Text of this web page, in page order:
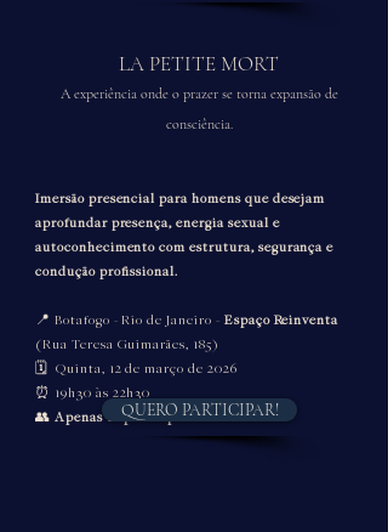
LA PETITE MORT
A experiência onde o prazer se torna expansão de
consciência.
Imersão presencial para homens que desejam
aprofundar presença, energia sexual e
autoconhecimento com estrutura, segurança e
condução profissional.
​📍 Botafogo - Rio de Janeiro - Espaço Reinventa
(Rua Teresa Guimarães, 185)
🗓 Quinta, 12 de março de 2026
⏰ 19h30 às 22h30
👥 Apenas 12 participantes
QUERO PARTICIPAR!